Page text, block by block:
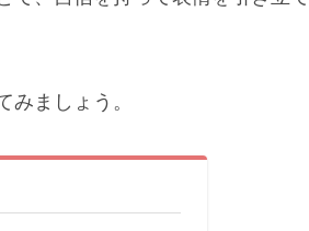
ましょう。